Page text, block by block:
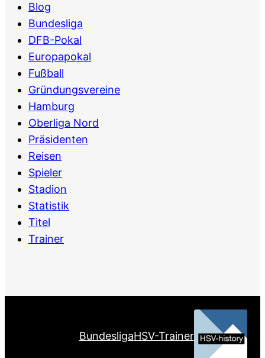
Blog
Bundesliga
DFB-Pokal
Europapokal
Fußball
Gründungsvereine
Hamburg
Oberliga Nord
Präsidenten
Reisen
Spieler
Stadion
Statistik
Titel
Trainer
BundesligaHSV-Trainer